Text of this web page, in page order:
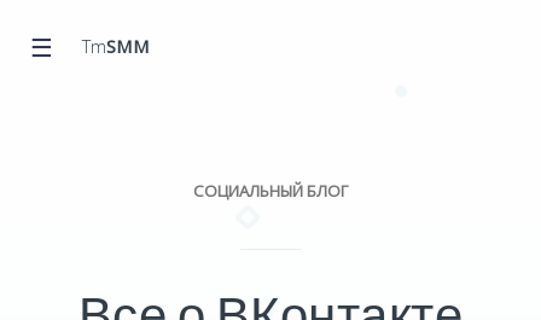
☰ TmSMM
СОЦИАЛЬНЫЙ БЛОГ